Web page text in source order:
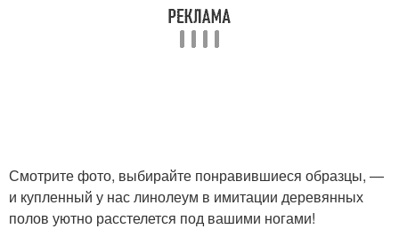
Смотрите фото, выбирайте понравившиеся образцы, —
и купленный у нас линолеум в имитации деревянных
полов уютно расстелется под вашими ногами!